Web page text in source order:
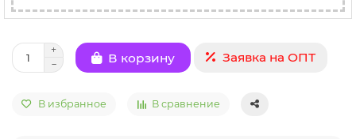
В корзину Заявка на ОПТ
В избранное В сравнение